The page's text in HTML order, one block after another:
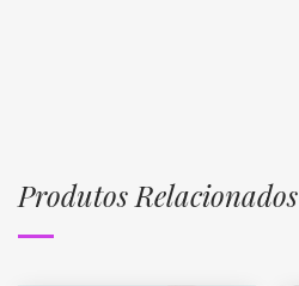
Produtos Relacionados